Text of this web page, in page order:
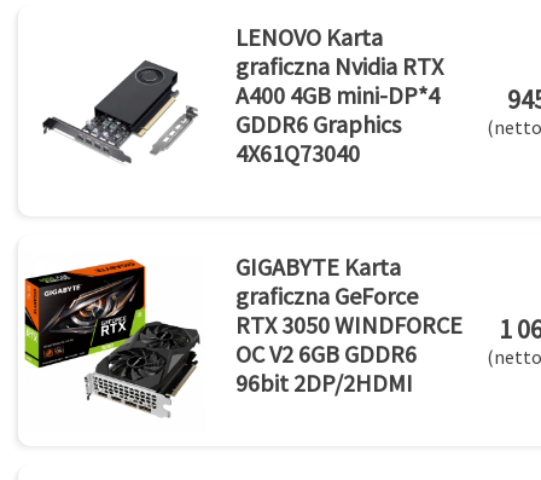
LENOVO Karta
graficzna Nvidia RTX
A400 4GB mini-DP*4
GDDR6 Graphics
4X61Q73040
1
GIGABYTE Karta
graficzna GeForce
RTX 3050 WINDFORCE
OC V2 6GB GDDR6
96bit 2DP/2HDMI